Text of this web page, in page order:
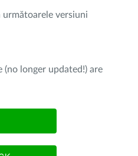
versiuni
longer updated!) are